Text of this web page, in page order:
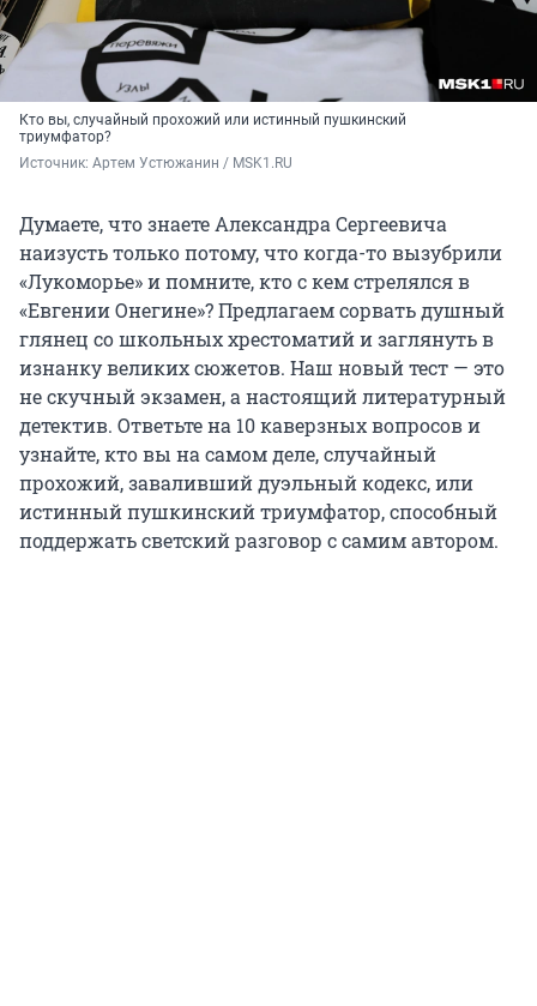
Кто вы, случайный прохожий или истинный пушкинский
триумфатор?
Источник: Артем Устюжанин / MSK1.RU
Думаете, что знаете Александра Сергеевича
наизусть только потому, что когда-то вызубрили
«Лукоморье» и помните, кто с кем стрелялся в
«Евгении Онегине»? Предлагаем сорвать душный
глянец со школьных хрестоматий и заглянуть в
изнанку великих сюжетов. Наш новый тест — это
не скучный экзамен, а настоящий литературный
детектив. Ответьте на 10 каверзных вопросов и
узнайте, кто вы на самом деле, случайный
прохожий, заваливший дуэльный кодекс, или
истинный пушкинский триумфатор, способный
поддержать светский разговор с самим автором.